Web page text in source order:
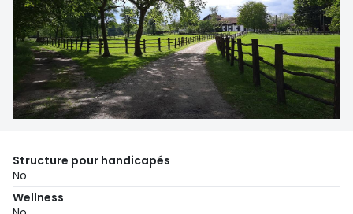
Structure pour handicapés
No
Wellness